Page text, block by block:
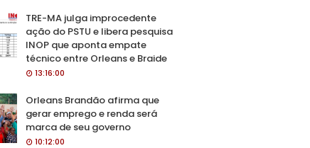
TRE-MA julga improcedente
ação do PSTU e libera pesquisa
INOP que aponta empate
técnico entre Orleans e Braide
13:16:00
Orleans Brandão afirma que
gerar emprego e renda será
marca de seu governo
10:12:00